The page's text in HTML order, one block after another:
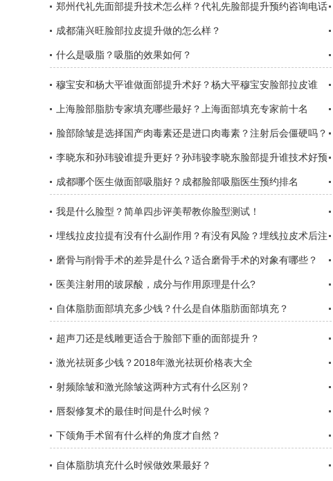
在哪个机构做双眼皮？
郑州代礼先面部提升技术怎么样？代礼先脸部提升预约咨询电话
成都蒲兴旺脸部拉皮提升做的怎么样？
什么是吸脂？吸脂的效果如何？
穆宝安和杨大平谁做面部提升术好？杨大平穆宝安脸部拉皮谁
好？
上海脸部脂肪专家填充哪些最好？上海面部填充专家前十名
脸部除皱是选择国产肉毒素还是进口肉毒素？注射后会僵硬吗？
李晓东和孙玮骏谁提升更好？孙玮骏李晓东脸部提升谁技术好预
约？
成都哪个医生做面部吸脂好？成都脸部吸脂医生预约排名
我是什么脸型？简单四步评美帮教你脸型测试！
埋线拉皮拉提有没有什么副作用？有没有风险？埋线拉皮术后注
意事项
磨骨与削骨手术的差异是什么？适合磨骨手术的对象有哪些？
医美注射用的玻尿酸，成分与作用原理是什么?
自体脂肪面部填充多少钱？什么是自体脂肪面部填充？
超声刀还是线雕更适合于脸部下垂的面部提升？
激光祛斑多少钱？2018年激光祛斑价格表大全
射频除皱和激光除皱这两种方式有什么区别？
唇裂修复术的最佳时间是什么时候？
下颌角手术留有什么样的角度才自然？
自体脂肪填充什么时候做效果最好？